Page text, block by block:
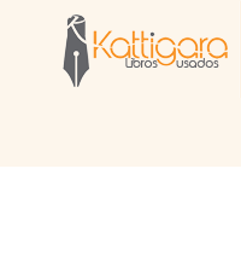
Librería Kattigara